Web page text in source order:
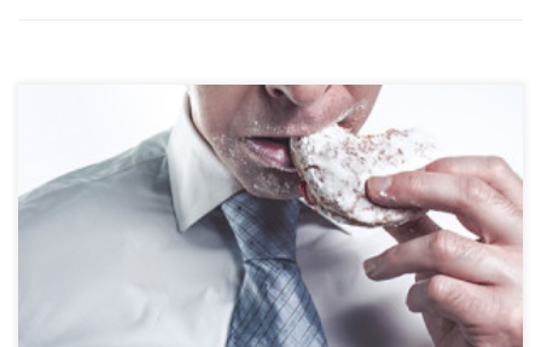
Jest to typowe wołanie o pomoc nowicjusza
marihuany. Każdy z nas doświadczył tego w
pewnym momencie swojego życia, więc spróbuj nie
panikować. Na szczęście nikt nigdy nie umarł z
powodu przedawkowania marihuany, i ty też nie
umrzesz. Wszystko co możesz […]